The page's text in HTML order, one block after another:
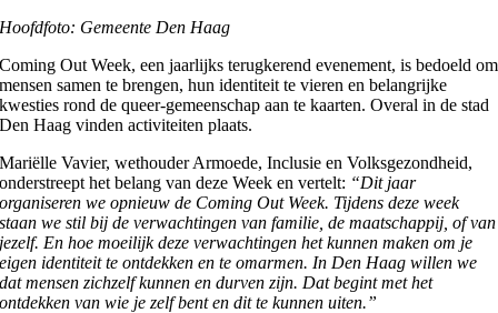
Hoofdfoto: Gemeente Den Haag
Coming Out Week, een jaarlijks terugkerend evenement, is bedoeld om
mensen samen te brengen, hun identiteit te vieren en belangrijke
kwesties rond de queer-gemeenschap aan te kaarten. Overal in de stad
Den Haag vinden activiteiten plaats.
Mariëlle Vavier, wethouder Armoede, Inclusie en Volksgezondheid,
onderstreept het belang van deze Week en vertelt: “Dit jaar
organiseren we opnieuw de Coming Out Week. Tijdens deze week
staan we stil bij de verwachtingen van familie, de maatschappij, of van
jezelf. En hoe moeilijk deze verwachtingen het kunnen maken om je
eigen identiteit te ontdekken en te omarmen. In Den Haag willen we
dat mensen zichzelf kunnen en durven zijn. Dat begint met het
ontdekken van wie je zelf bent en dit te kunnen uiten.”